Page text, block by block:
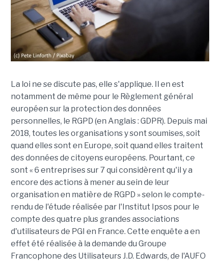
La loi ne se discute pas, elle s'applique. Il en est
notamment de même pour le Règlement général
européen sur la protection des données
personnelles, le RGPD (en Anglais : GDPR). Depuis mai
2018, toutes les organisations y sont soumises, soit
quand elles sont en Europe, soit quand elles traitent
des données de citoyens européens. Pourtant, ce
sont « 6 entreprises sur 7 qui considèrent qu'il y a
encore des actions à mener au sein de leur
organisation en matière de RGPD » selon le compte-
rendu de l'étude réalisée par l'Institut Ipsos pour le
compte des quatre plus grandes associations
d'utilisateurs de PGI en France. Cette enquête a en
effet été réalisée à la demande du Groupe
Francophone des Utilisateurs J.D. Edwards, de l'AUFO